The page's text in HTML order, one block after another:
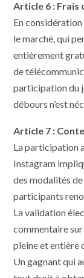
Article 6 : Frais
En
le marché, qui
entièrement
de
participation du
débours n’est
Article 7 :
La participation
Instagram
des modalités
participants
La validation
commentaire
pleine et entière
Un gagnant qui